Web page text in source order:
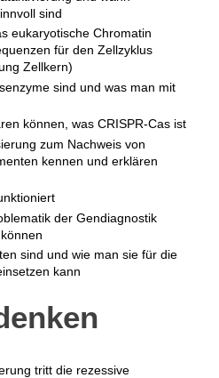
sind
eukaryotische Chromatin
für den Zellzyklus
Zellkern)
sind und was man mit
können, was CRISPR-Cas ist
zum Nachweis von
kennen und erklären
der Gendiagnostik
sind und wie man sie für die
kann
tritt die rezessive